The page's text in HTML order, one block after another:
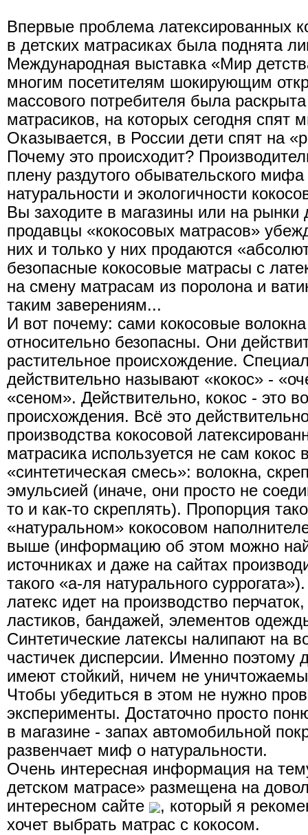
Впервые проблема латексированных
в детских матрасиках была поднята
Международная выставка «Мир
многим посетителям шокирующим
массового потребителя была
матрасиков, на которых сегодня
Оказывается, в России дети спят на
Почему это происходит?
плену раздутого обывательского
натуральности и экологичности
Вы заходите в магазины или на рынки
продавцы «кокосовых матрасов»
них и только у них продаются
безопасные кокосовые матрасы с
на смену матрасам из поролона и
таким заверениям...
И вот почему: сами кокосовые
относительно безопасны. Они
растительное происхождение.
действительно называют «кокос» -
«сеном». Действительно, кокос - это
происхождения. Всё это
производства кокосовой
матрасика используется не сам кокос
«синтетическая смесь»: волокна,
эмульсией (иначе, они просто не
то и как-то скреплять). Пропорция
«натуральном» кокосовом
выше (информацию об этом можно
источниках и даже на сайтах
такого «а-ля натурального
латекс идет на производство
ластиков, бандажей, элементов
Синтетические латексы налипают на
частичек дисперсии. Именно поэтому
имеют стойкий, ничем не
Чтобы убедиться в этом не нужно
эксперименты. Достаточно просто
в магазине - запах автомобильной
развенчает миф о натуральности.
Очень интересная информация на
детском матрасе» размещена на
интересном сайте
, который я
хочет выбрать матрас с кокосом.